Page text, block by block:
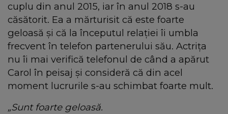
cuplu din anul 2015, iar în anul 2018 s-au
căsătorit. Ea a mărturisit că este foarte
geloasă și că la începutul relației îi umbla
frecvent în telefon partenerului său. Actrița
nu îi mai verifică telefonul de când a apărut
Carol în peisaj și consideră că din acel
moment lucrurile s-au schimbat foarte mult.
„Sunt foarte geloasă.